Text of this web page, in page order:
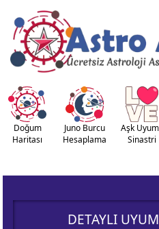
Doğum
Haritası
Juno Burcu
Hesaplama
Aşk
Sinastri
DETAYLI